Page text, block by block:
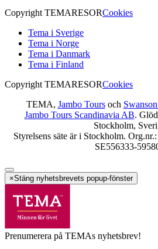
Copyright TEMARESORCookies
Tema i Sverige
Tema i Norge
Tema i Danmark
Tema i Finland
Copyright TEMARESORCookies
TEMA, Jambo Toursoch
Jambo Tours Scandinavia AB.
Stockholm,
Styrelsens säte är i Stockholm.
SE556333-
×Stäng nyhetsbrevets popup-fönster
Prenumerera på TEMAs nyhetsbrev!